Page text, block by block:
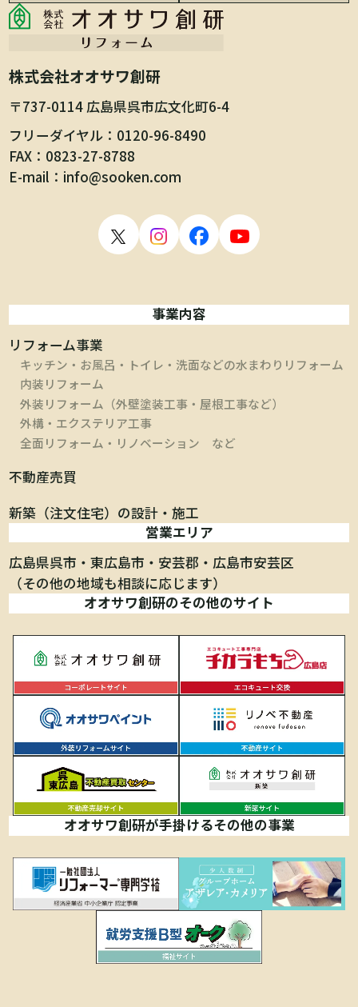
株式会社オオサワ創研
〒737-0114 広島県呉市広文化町6-4
フリーダイヤル
0120-96-8490
FAX
0823-27-8788
E-mail
info@sooken.com
事業内容
リフォーム事業
キッチン・お風呂・トイレ・洗面などの水まわりリフォーム
内装リフォーム
外装リフォーム（外壁塗装工事・屋根工事など）
外構・エクステリア工事
全面リフォーム・リノベーション など
不動産売買
新築（注文住宅）の設計・施工
営業エリア
広島県呉市
東広島市 安芸郡
広島市安芸区
（その他の地域も相談に応じます）
オオサワ創研のその他のサイト
オオサワ創研が手掛けるその他の事業